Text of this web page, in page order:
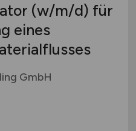
(w/m/d) für
eines
GmbH